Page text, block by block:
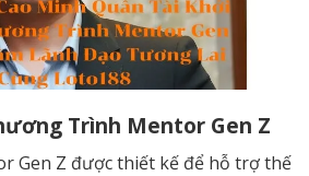
Trình Mentor Gen Z
Gen Z được thiết kế để hỗ trợ thế